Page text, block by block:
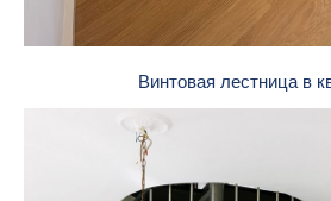
Винтовая лестница в